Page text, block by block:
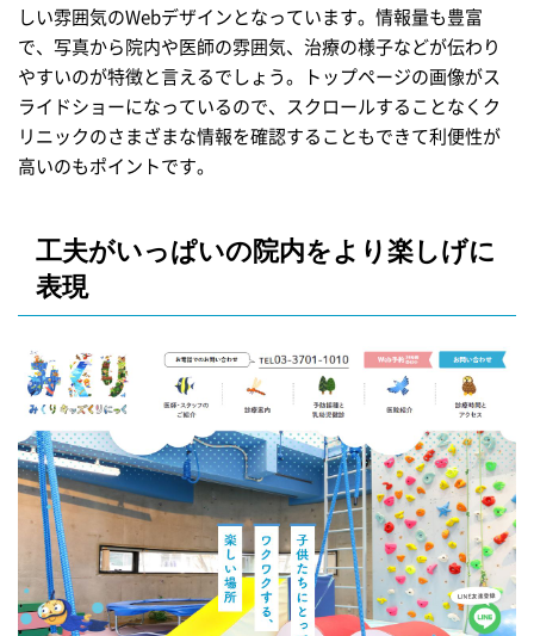
しい雰囲気のWebデザインとなっています。情報量も豊富
で、写真から院内や医師の雰囲気、治療の様子などが伝わり
やすいのが特徴と言えるでしょう。トップページの画像がス
ライドショーになっているので、スクロールすることなくク
リニックのさまざまな情報を確認することもできて利便性が
高いのもポイントです。
工夫がいっぱいの院内をより楽しげに
表現